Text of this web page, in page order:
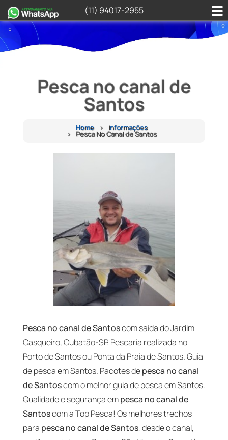
(11) 94017-2955
Pesca no canal de
Santos
Home Informações
Pesca No Canal de Santos
Pesca no canal de Santoscom saída do Jardim
Casqueiro, Cubatão-SP. Pescaria realizada no
Porto de Santos ou Ponta da Praia de Santos. Guia
de pesca em Santos. Pacotes depesca no canal
de Santoscom o melhor guia de pesca em Santos.
Qualidade e segurança empesca no canal de
Santoscom a Top Pesca! Os melhores trechos
para pesca no canal de Santos, desde o canal,